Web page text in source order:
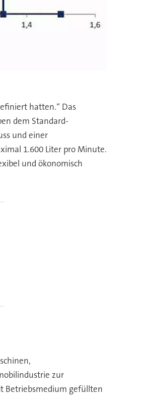
hatten.“ Das
dem Standard-
und einer
1.600 Liter pro Minute.
und ökonomisch
zur
Betriebsmedium gefüllten